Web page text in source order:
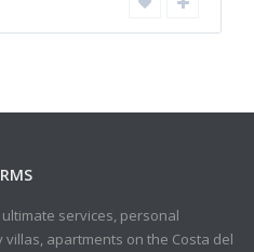
services, personal
apartments on the Costa del